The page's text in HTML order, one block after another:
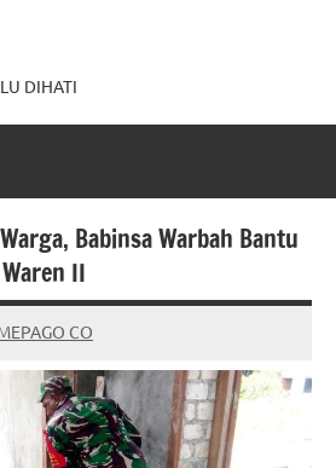
DIHATI
Babinsa Warbah Bantu
II
CO